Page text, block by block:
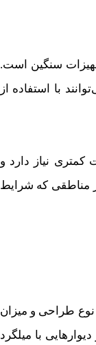
سنگین است.
با استفاده از
نیاز دارد و
مناطقی که شرایط
نوع طراحی و میزان
با میلگرد